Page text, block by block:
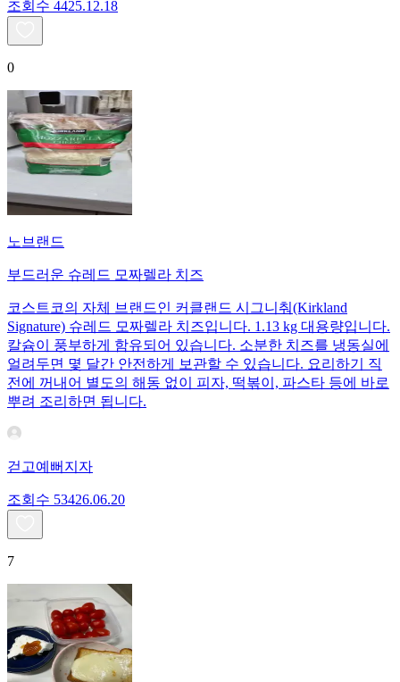
조회수 4425.12.18
0
노브랜드
부드러운 슈레드 모짜렐라 치즈
코스트코의 자체 브랜드인 커클랜드 시그니춰(Kirkland
Signature) 슈레드 모짜렐라 치즈입니다. 1.13 kg 대용량입니다.
칼슘이 풍부하게 함유되어 있습니다. 소분한 치즈를 냉동실에
얼려두면 몇 달간 안전하게 보관할 수 있습니다. 요리하기 직
전에 꺼내어 별도의 해동 없이 피자, 떡볶이, 파스타 등에 바로
뿌려 조리하면 됩니다.
걷고예뻐지자
조회수 53426.06.20
7